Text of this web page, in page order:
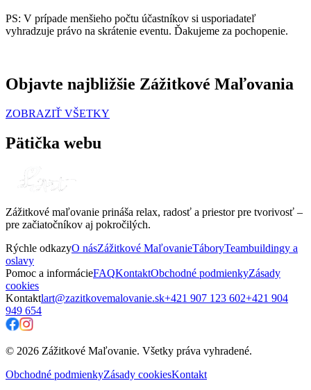
PS: V prípade menšieho počtu účastníkov si usporiadateľ
vyhradzuje právo na skrátenie eventu. Ďakujeme za pochopenie.
Objavte najbližšie Zážitkové Maľovania
ZOBRAZIŤ VŠETKY
Pätička webu
Zážitkové maľovanie prináša relax, radosť a priestor pre tvorivosť –
pre začiatočníkov aj pokročilých.
Rýchle odkazyO násZážitkové MaľovanieTáboryTeambuildingy a
oslavy
Pomoc a informácieFAQKontaktObchodné podmienkyZásady
cookies
Kontaktlart@zazitkovemalovanie.sk+421 907 123 602+421 904
949 654
© 2026 Zážitkové Maľovanie. Všetky práva vyhradené.
Obchodné podmienkyZásady cookiesKontakt